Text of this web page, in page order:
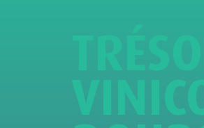
VINIC